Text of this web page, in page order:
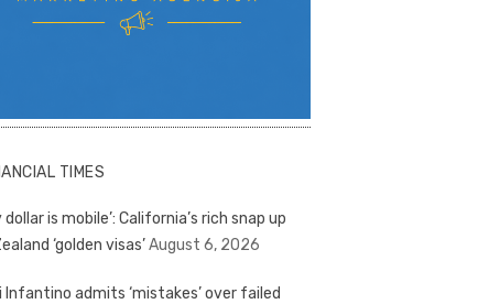
TIMES
dollar is mobile’: California’s rich snap up
‘golden visas’August 6, 2026
Infantino admits ‘mistakes’ over failed